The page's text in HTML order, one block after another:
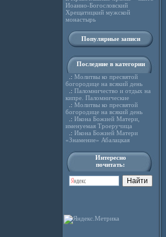
Иоанно-Богословский
Хрещатицкий мужской
монастырь
Популярные записи
Последние в категории
.: Молитвы ко пресвятой
богородице на всякий день
.: Паломничество и отдых на
кипре. Паломнические
.: Молитвы ко пресвятой
богородице на всякий день
.: Икона Божией Матери,
именуемая Троеручица
.: Икона Божией Матери
«Знамение» Абалацкая
Интересно
почитать: